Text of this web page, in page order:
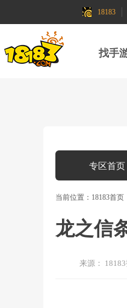
18183
找手
专区首页
当前位置： 18183首页
龙之信
来源：